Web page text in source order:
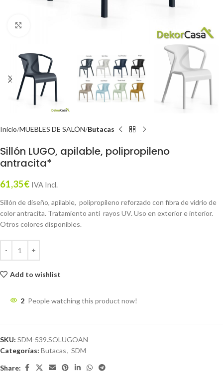
Inicio MUEBLES DE SALÓN Butacas
Sillón LUGO, apilable, polipropileno
antracita*
61,35€ IVA Incl.
Sillón de diseño, apilable, polipropileno reforzado con fibra de vidrio de
color antracita. Tratamiento anti rayos UV. Uso en exterior e interior.
Otros colores disponibles.
Add to wishlist
2 People watching this product now!
SKU: SDM-539.SOLUGOAN
Categorías: Butacas, SDM
Share: